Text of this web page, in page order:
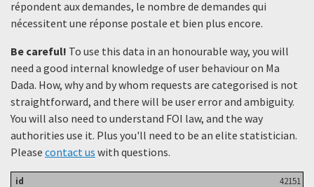
répondent aux demandes, le nombre de demandes qui
nécessitent une réponse postale et bien plus encore.
Be careful! To use this data in an honourable way, you will
need a good internal knowledge of user behaviour on Ma
Dada. How, why and by whom requests are categorised is not
straightforward, and there will be user error and ambiguity.
You will also need to understand FOI law, and the way
authorities use it. Plus you'll need to be an elite statistician.
Please contact us with questions.
42151